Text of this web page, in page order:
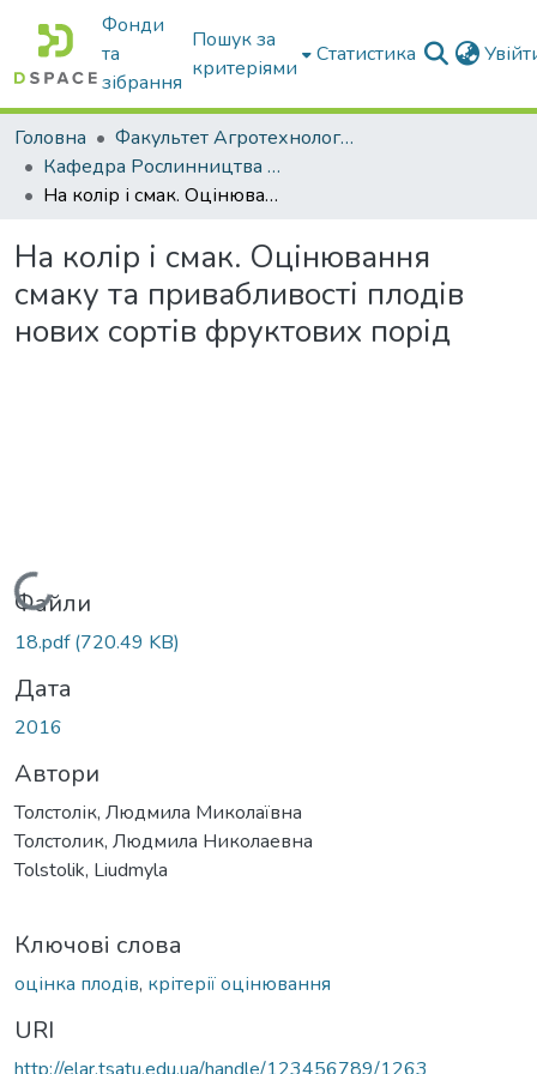
Фонди
та
зібрання
Пошук за
критеріями
Статистика
Головна
Факультет Агротехнологій та екології
Кафедра Рослинництва та садівництва ім. професора В.В. Калитки
На колір і смак. Оцінювання смаку та привабливості плодів нових сортів фруктових порід
На колір і смак. Оцінювання
смаку та привабливості плодів
нових сортів фруктових порід
Вантажиться...
Файли
18.pdf(720.49 KB)
Дата
2016
Автори
Толстолік, Людмила Миколаївна
Толстолик, Людмила Николаевна
Tolstolik, Liudmyla
Ключові слова
оцінка плодів, крітерії оцінювання
URI